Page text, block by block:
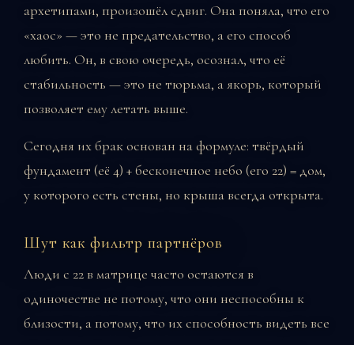
архетипами, произошёл сдвиг. Она поняла, что его
«хаос» — это не предательство, а его способ
любить. Он, в свою очередь, осознал, что её
стабильность — это не тюрьма, а якорь, который
позволяет ему летать выше.
Сегодня их брак основан на формуле: твёрдый
фундамент (её 4) + бесконечное небо (его 22) = дом,
у которого есть стены, но крыша всегда открыта.
Шут как фильтр партнёров
Люди с 22 в матрице часто остаются в
одиночестве не потому, что они неспособны к
близости, а потому, что их способность видеть все